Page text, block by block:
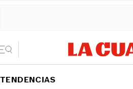
TENDENCIAS